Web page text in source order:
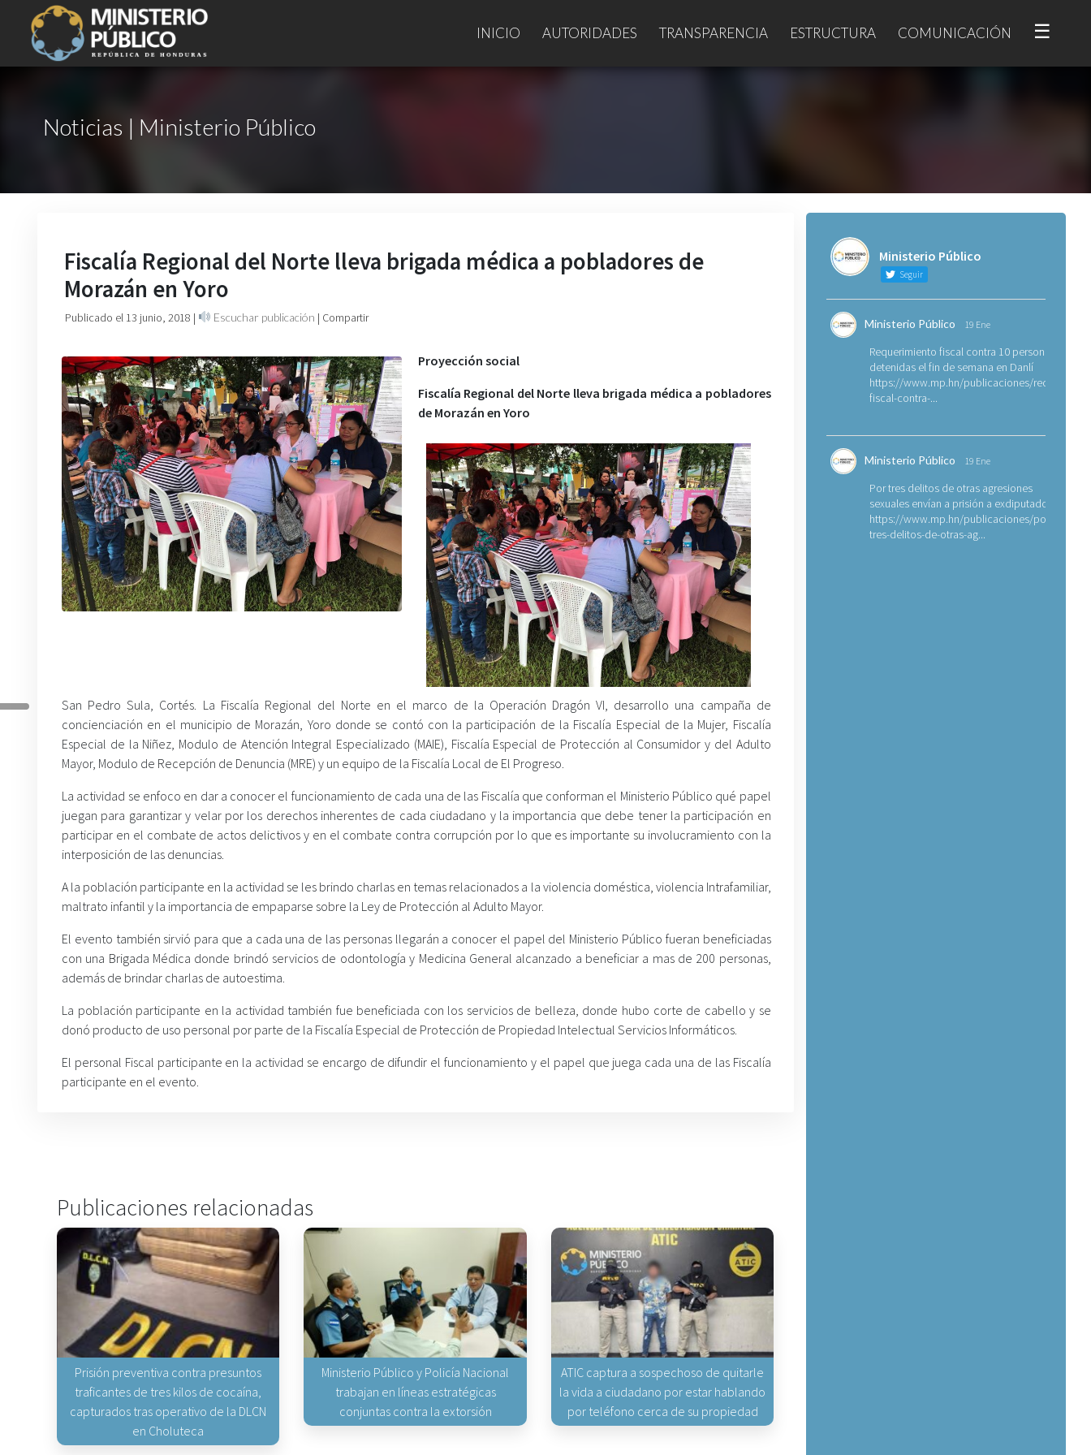
INICIO AUTORIDADES TRANSPARENCIA ESTRUCTURA COMUNICACIÓN ☰
Noticias | Ministerio Público
Fiscalía Regional del Norte lleva brigada médica a pobladores de
Morazán en Yoro
Publicado el 13 junio, 2018 | Escuchar publicación | Compartir
Proyección social
Fiscalía Regional del Norte lleva brigada médica a pobladores
de Morazán en Yoro
San Pedro Sula, Cortés. La Fiscalía Regional del Norte en el marco de la Operación Dragón VI, desarrollo una campaña de
concienciación en el municipio de Morazán, Yoro donde se contó con la participación de la Fiscalía Especial de la Mujer, Fiscalía
Especial de la Niñez, Modulo de Atención Integral Especializado (MAIE), Fiscalía Especial de Protección al Consumidor y del Adulto
Mayor, Modulo de Recepción de Denuncia (MRE) y un equipo de la Fiscalía Local de El Progreso.
La actividad se enfoco en dar a conocer el funcionamiento de cada una de las Fiscalía que conforman el Ministerio Público qué papel
juegan para garantizar y velar por los derechos inherentes de cada ciudadano y la importancia que debe tener la participación en
participar en el combate de actos delictivos y en el combate contra corrupción por lo que es importante su involucramiento con la
interposición de las denuncias.
A la población participante en la actividad se les brindo charlas en temas relacionados a la violencia doméstica, violencia Intrafamiliar,
maltrato infantil y la importancia de empaparse sobre la Ley de Protección al Adulto Mayor.
El evento también sirvió para que a cada una de las personas llegarán a conocer el papel del Ministerio Público fueran beneficiadas
con una Brigada Médica donde brindó servicios de odontología y Medicina General alcanzado a beneficiar a mas de 200 personas,
además de brindar charlas de autoestima.
La población participante en la actividad también fue beneficiada con los servicios de belleza, donde hubo corte de cabello y se
donó producto de uso personal por parte de la Fiscalía Especial de Protección de Propiedad Intelectual Servicios Informáticos.
El personal Fiscal participante en la actividad se encargo de difundir el funcionamiento y el papel que juega cada una de las Fiscalía
participante en el evento.
Publicaciones relacionadas
Prisión preventiva contra presuntos
traficantes de tres kilos de cocaína,
capturados tras operativo de la DLCN
en Choluteca
Ministerio Público y Policía Nacional
trabajan en líneas estratégicas
conjuntas contra la extorsión
ATIC captura a sospechoso de quitarle
la vida a ciudadano por estar hablando
por teléfono cerca de su propiedad
Ministerio Público
Seguir
Ministerio Público 19 Ene
Requerimiento fiscal contra 10 personas
detenidas el fin de semana en Danlí
https://www.mp.hn/publicaciones/
fiscal-contra-...
Ministerio Público 19 Ene
Por tres delitos de otras agresiones
sexuales envían a prisión a exdiputado
https://www.mp.hn/publicaciones/por-
tres-delitos-de-otras-ag...